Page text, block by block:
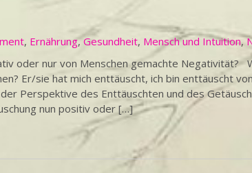
, Ernährung,Gesundheit, Mensch und Intuition,
oder nur von Menschen gemachte Negativität?
Er/sie hat mich enttäuscht, ich bin enttäuscht
Perspektive des Enttäuschten und des
nun positiv oder […]